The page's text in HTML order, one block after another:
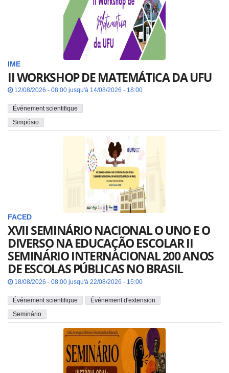
IME
II WORKSHOP DE MATEMÁTICA DA UFU
12/08/2026 - 08:00 jusqu'à 14/08/2026 - 18:00
Événement scientifique
Simpósio
FACED
XVII SEMINÁRIO NACIONAL O UNO E O
DIVERSO NA EDUCAÇÃO ESCOLAR II
SEMINÁRIO INTERNACIONAL 200 ANOS
DE ESCOLAS PÚBLICAS NO BRASIL
18/08/2026 - 08:00 jusqu'à 22/08/2026 - 15:00
Événement scientifique
Événement d'extension
Seminário